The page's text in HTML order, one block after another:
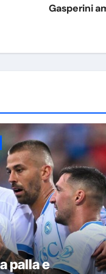
Gasperini
palla e